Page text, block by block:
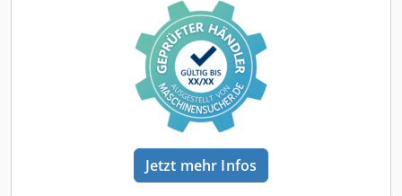
Jetzt mehr Infos